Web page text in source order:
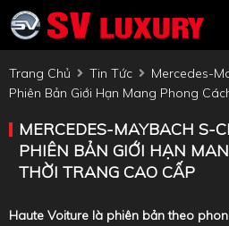
Trang Chủ Tin Tức
Mercedes-
Phiên Bản Giới Hạn Mang Phong
MERCEDES-MAYBACH S-
PHIÊN BẢN GIỚI HẠN
THỜI TRANG CAO CẤP
Haute Voiture là phiên bản theo